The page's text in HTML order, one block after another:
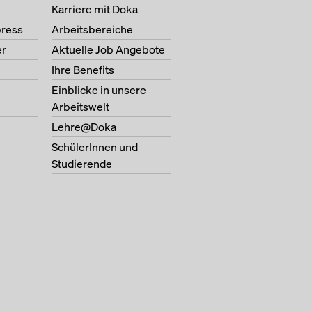
Karriere mit Doka
Arbeitsbereiche
Aktuelle Job Angebote
Ihre Benefits
Einblicke in unsere
Arbeitswelt
Lehre@Doka
SchülerInnen und
Studierende